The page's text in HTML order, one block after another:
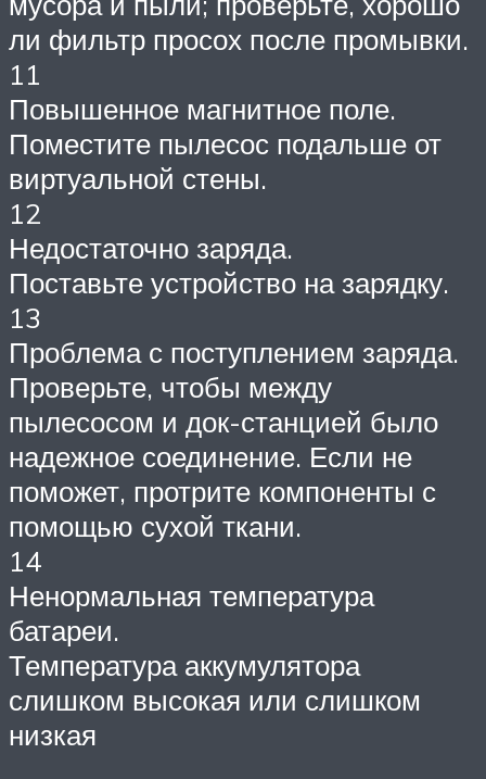
ли фильтр просох после промывки.
11
Повышенное магнитное поле.
Поместите пылесос подальше от
виртуальной стены.
12
Недостаточно заряда.
Поставьте устройство на зарядку.
13
Проблема с поступлением заряда.
Проверьте, чтобы между
пылесосом и док-станцией было
надежное соединение. Если не
поможет, протрите компоненты с
помощью сухой ткани.
14
Ненормальная температура
батареи.
Температура аккумулятора
слишком высокая или слишком
низкая